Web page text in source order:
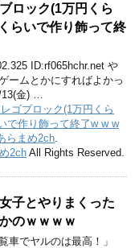
ロック(1万円くら
らいで作り飾って終
ID:rf065hchr.net や
ームとかにすればよかっ
金) …
レゴブロック(1万円くら
で作り飾って終了w w w
らまめ2ch
2ch All Rights Reserved.
子とやりまくった
のｗｗｗｗ
車でヤルのは最高！」